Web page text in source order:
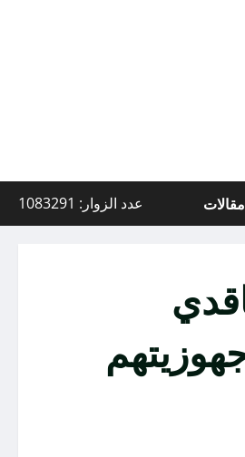
مقالات عدد الزوار: 1083291